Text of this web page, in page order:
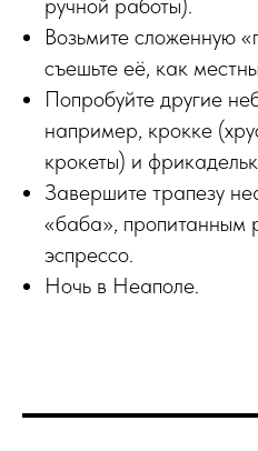
ручной работы).
Возьмите сложенную
съешьте её, как
Попробуйте другие
например, крокке
крокеты) и
Завершите трапезу
«баба», пропитанным
эспрессо.
Ночь в Неаполе.